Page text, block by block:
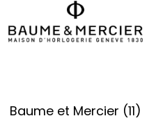
Baume et Mercier (11)